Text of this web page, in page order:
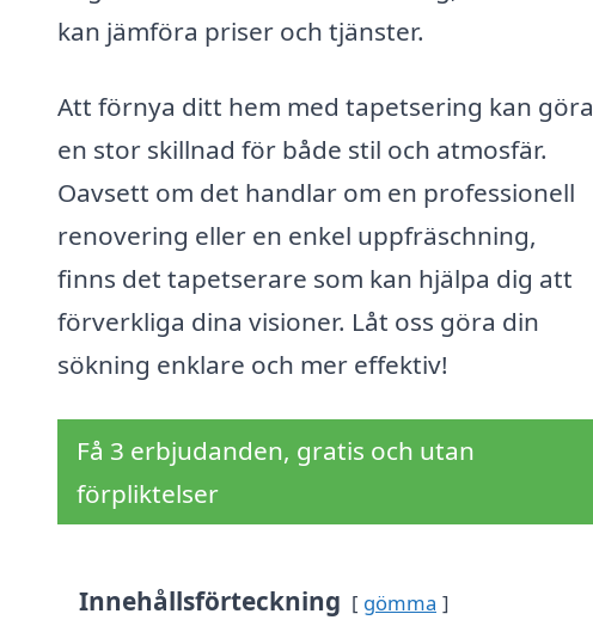
kan jämföra priser och tjänster.
Att förnya ditt hem med tapetsering kan göra
en stor skillnad för både stil och atmosfär.
Oavsett om det handlar om en professionell
renovering eller en enkel uppfräschning,
finns det tapetserare som kan hjälpa dig att
förverkliga dina visioner. Låt oss göra din
sökning enklare och mer effektiv!
Få 3 erbjudanden, gratis och utan
förpliktelser
Innehållsförteckning gömma